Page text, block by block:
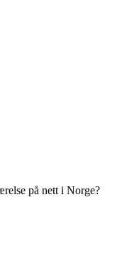
på nett i Norge?